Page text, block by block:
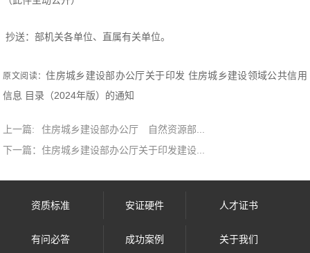
抄送：部机关各单位、直属有关单位。
原文阅读：住房城乡建设部办公厅关于印发 住房城乡建设领域公共信用
信息 目录（2024年版）的通知
上一篇:
住房城乡建设部办公厅 自然资源部...
下一篇：住房城乡建设部办公厅关于印发建设...
资质标准 安证硬件 人才证书
有问必答 成功案例 关于我们